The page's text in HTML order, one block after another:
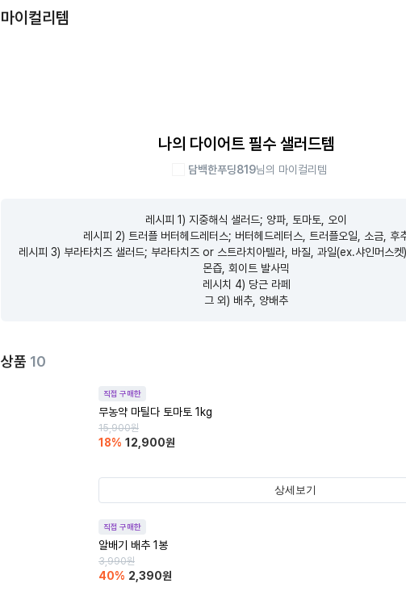
마이컬리템
나의 다이어트 필수 샐러드템
담백한푸딩819님의 마이컬리템
레시피 1) 지중해식 샐러드; 양파, 토마토, 오이
레시피 2) 트러플 버터헤드레터스; 버터헤드레터스, 트러플오일, 소금, 후
레시피 3) 부라타치즈 샐러드; 부라타치즈 or 스트라치아텔라, 바질, 과일(ex.샤인머스켓
몬즙, 회이트 발사믹
레시치 4) 당근 라페
그 외) 배추, 양배추
상품 10
직접 구매한
무농약 마틸다 토마토 1kg
15,900원
18% 12,900원
상세보기
직접 구매한
알배기 배추 1봉
3,990원
40% 2,390원